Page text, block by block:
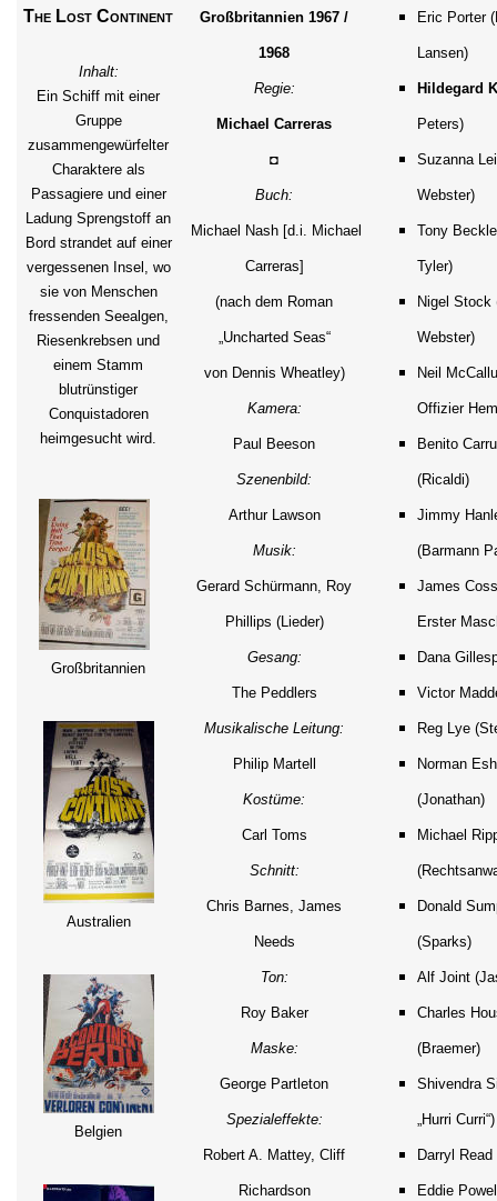
The Lost Continent
Inhalt:
Ein Schiff mit einer
Gruppe
zusammengewürfelter
Charaktere als
Passagiere und einer
Ladung Sprengstoff an
Bord strandet auf einer
vergessenen Insel, wo
sie von Menschen
fressenden Seealgen,
Riesenkrebsen und
einem Stamm
blutrünstiger
Conquistadoren
heimgesucht wird.
Großbritannien
Australien
Belgien
Großbritannien 1967 /
1968
Regie:
Michael Carreras
◘
Buch:
Michael Nash [d.i. Michael
Carreras]
(nach dem Roman
„Uncharted Seas“
von Dennis Wheatley)
Kamera:
Paul Beeson
Szenenbild:
Arthur Lawson
Musik:
Gerard Schürmann, Roy
Phillips (Lieder)
Gesang:
The Peddlers
Musikalische Leitung:
Philip Martell
Kostüme:
Carl Toms
Schnitt:
Chris Barnes, James
Needs
Ton:
Roy Baker
Maske:
George Partleton
Spezialeffekte:
Robert A. Mattey, Cliff
Richardson
Eric Porter
Lansen)
Hildegard
Peters)
Suzanna
Webster)
Tony
Tyler)
Nigel Stock
Webster)
Neil
Offizier
Benito
(Ricaldi)
Jimmy
(Barmann
James
Erster
Dana
Victor
Reg Lye
Norman
(Jonathan)
Michael
Donald
(Sparks)
Alf Joint
Charles
(Braemer)
Shivendra
„Hurri Curri“)
Darryl Read
Eddie